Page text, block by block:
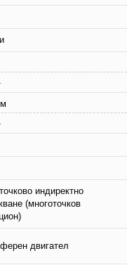
индиректно
(многоточков
двигател